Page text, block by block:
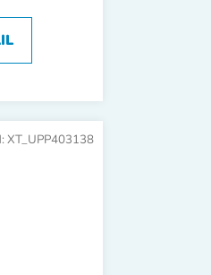
XT_UPP403138